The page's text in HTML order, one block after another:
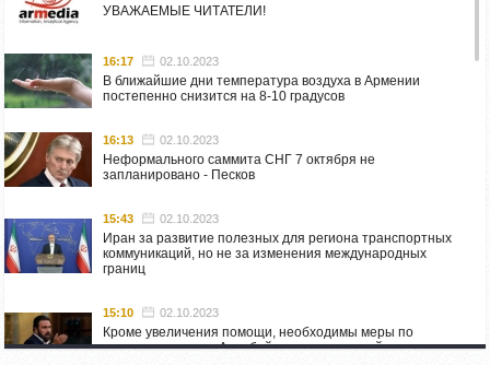
УВАЖАЕМЫЕ ЧИТАТЕЛИ!
16:17 02.10.2023
В ближайшие дни температура воздуха в Армении
постепенно снизится на 8-10 градусов
16:13 02.10.2023
Неформального саммита СНГ 7 октября не
запланировано - Песков
15:43 02.10.2023
Иран за развитие полезных для региона транспортных
коммуникаций, но не за изменения международных
границ
15:10 02.10.2023
Кроме увеличения помощи, необходимы меры по
пресечению угроз Азербайджана: испанский депутат